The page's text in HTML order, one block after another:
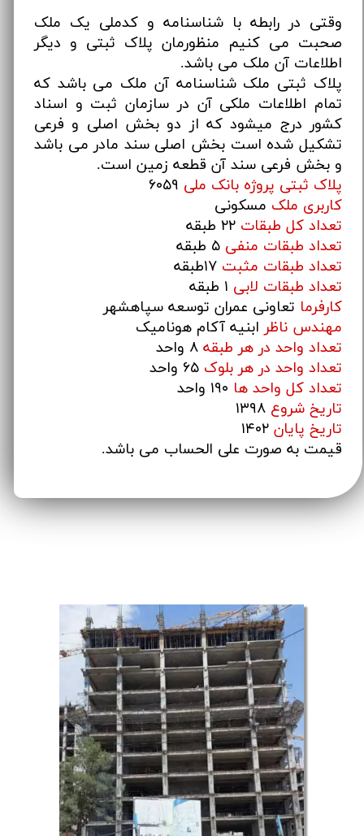
وقتی در رابطه با شناسنامه و کدملی یک ملک
صحبت می کنیم منظورمان پلاک ثبتی و دیگر
اطلاعات آن ملک می باشد.
پلاک ثبتی ملک شناسنامه آن ملک می باشد که
تمام اطلاعات ملکی آن در سازمان ثبت و اسناد
کشور درج میشود که از دو بخش اصلی و فرعی
تشکیل شده است بخش اصلی سند مادر می باشد
و بخش فرعی سند آن قطعه زمین است.
پلاک ثبتی پروژه بانک ملی
کاربری ملک مسکونی
تعداد کل طبقات۲۲ طبقه
تعداد طبقات منفی۵ طبقه
تعداد طبقات مثبت ۱۷طبقه
تعداد طبقات لابی
کارفرما تعاونی عمران توسعه سپاهشهر
مهندس ناظر ابنیه آکام هونامیک
تعداد واحد در هر طبقه ۸ واحد
تعداد واحد در هر بلوک ۶۵ واحد
تعداد کل واحد ها
تاریخ شروع ۱۳۹۸
تاریخ پایان۱۴۰۲
قیمت به صورت علی الحساب می باشد.